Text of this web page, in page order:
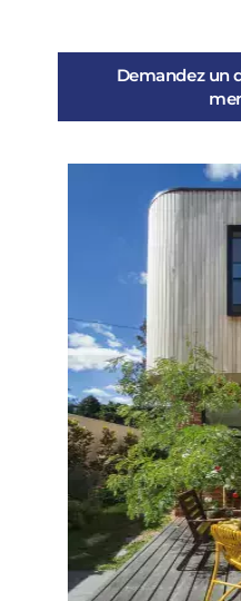
Demandez un